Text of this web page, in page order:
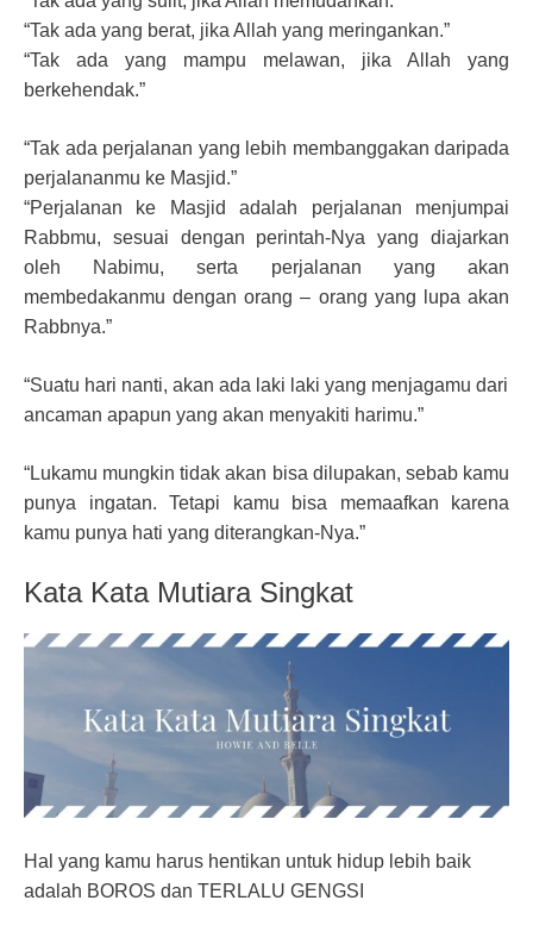
“Tak ada yang berat, jika Allah yang meringankan.”
“Tak ada yang mampu melawan, jika Allah yang
berkehendak.”
“Tak ada perjalanan yang lebih membanggakan daripada
perjalananmu ke Masjid.”
“Perjalanan ke Masjid adalah perjalanan menjumpai
Rabbmu, sesuai dengan perintah-Nya yang diajarkan
oleh Nabimu, serta perjalanan yang akan
membedakanmu dengan orang – orang yang lupa akan
Rabbnya.”
“Suatu hari nanti, akan ada laki laki yang menjagamu dari
ancaman apapun yang akan menyakiti harimu.”
“Lukamu mungkin tidak akan bisa dilupakan, sebab kamu
punya ingatan. Tetapi kamu bisa memaafkan karena
kamu punya hati yang diterangkan-Nya.”
Kata Kata Mutiara Singkat
Hal yang kamu harus hentikan untuk hidup lebih baik
adalah BOROS dan TERLALU GENGSI